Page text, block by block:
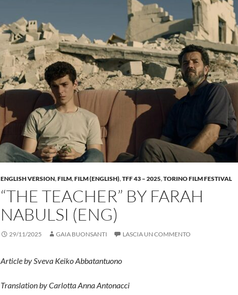
ENGLISH VERSION,FILM,FILM (ENGLISH),TFF 43 – 2025,TORINO FILM FESTIVAL
“THE TEACHER” BY FARAH
NABULSI (ENG)
29/11/2025 GAIA BUONSANTI LASCIA UN COMMENTO
Article by Sveva Keiko Abbatantuono
Translation by Carlotta Anna Antonacci